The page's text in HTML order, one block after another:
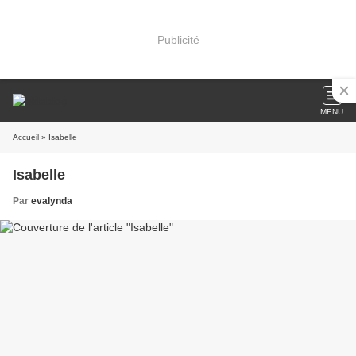
Publicité
MENU
Accueil » Isabelle
Isabelle
Par evalynda